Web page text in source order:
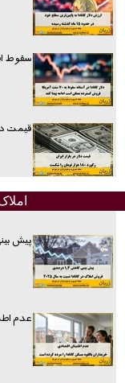
سقوط
قیمت دلار
پیش
عدم